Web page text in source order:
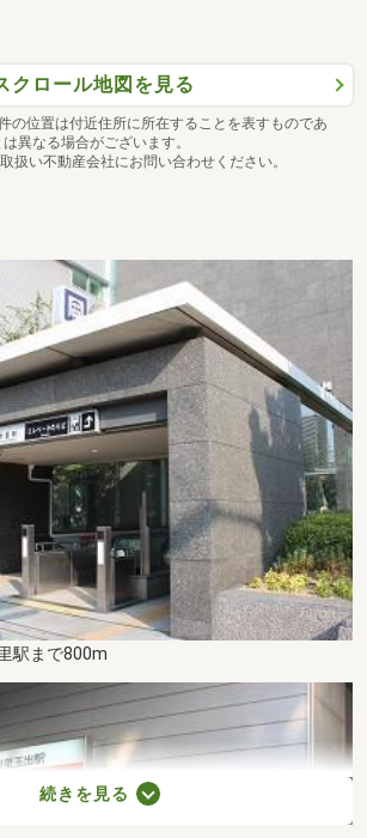
クロール地図を見る
の位置は付近住所に所在することを表すものであ
異なる場合がございます。
扱い不動産会社にお問い合わせください。
駅まで800m
続きを見る